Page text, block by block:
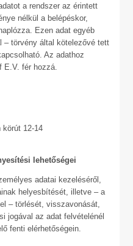
a rendszer az érintett
nélkül a belépéskor,
Ezen adat egyéb
– törvény által kötelezővé tett
Az adathoz
E.V. fér hozzá.
körút 12-14
lehetőségei
adatai kezeléséről,
helyesbítését, illetve – a
– törlését, visszavonását,
jogával az adat felvételénél
fenti elérhetőségein.